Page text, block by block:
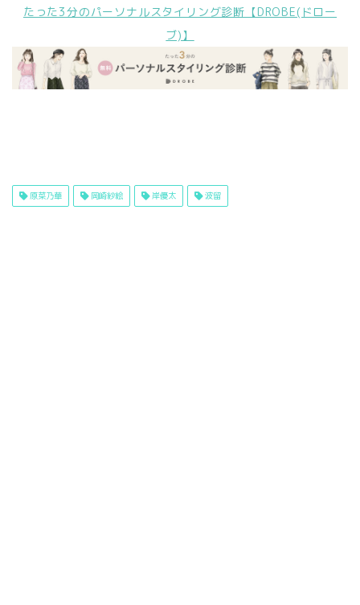
たった3分のパーソナルスタイリング診断【DROBE(ドロー
ブ)】
原菜乃華 岡崎紗絵 岸優太 波留